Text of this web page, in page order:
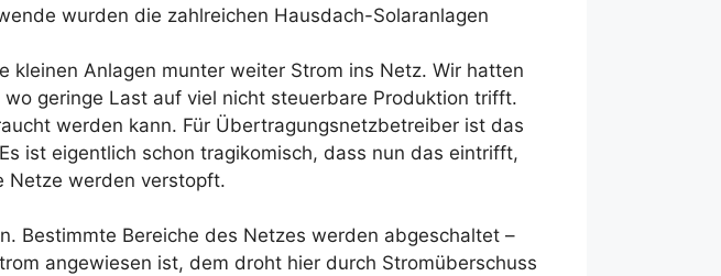
wurden die zahlreichen Hausdach-Solaranlagen
Anlagen munter weiter Strom ins Netz. Wir hatten
geringe Last auf viel nicht steuerbare Produktion trifft.
werden kann. Für Übertragungsnetzbetreiber ist das
ist eigentlich schon tragikomisch, dass nun das eintrifft,
Netze werden verstopft.
Bestimmte Bereiche des Netzes werden abgeschaltet –
angewiesen ist, dem droht hier durch Stromüberschuss